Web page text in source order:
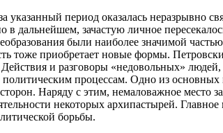
указанный период оказалась
в дальнейшем, зачастую личное
были наиболее значимой
тоже приобретает новые формы.
и разговоры «недовольных»
политическим процессам. Одно из
Наряду с этим, немаловажное
некоторых архипастырей.
борьбы.